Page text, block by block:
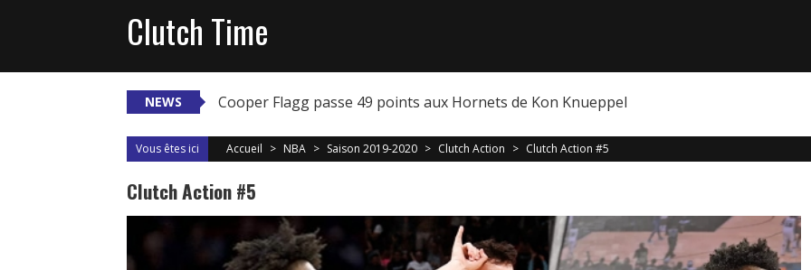
Clutch Time
NEWS Cooper Flagg passe 49 points aux Hornets de Kon Knueppel
Vous êtes ici Accueil > NBA > Saison 2019-2020 > Clutch Action > Clutch Action #5
Clutch Action #5